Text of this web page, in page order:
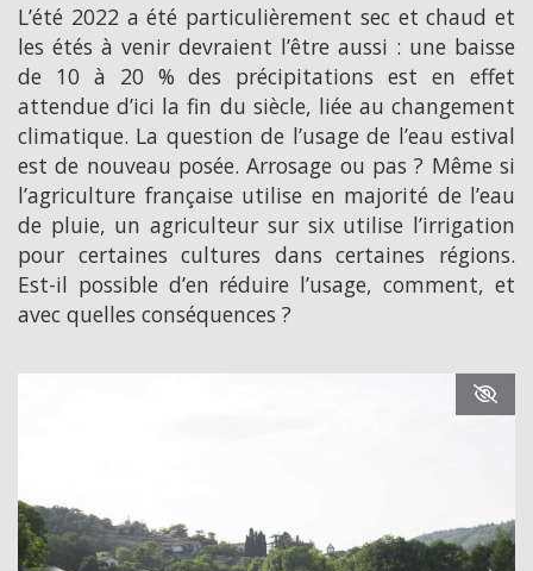
L’été 2022 a été particulièrement sec et chaud et
les étés à venir devraient l’être aussi : une baisse
de 10 à 20 % des précipitations est en effet
attendue d’ici la fin du siècle, liée au changement
climatique. La question de l’usage de l’eau estival
est de nouveau posée. Arrosage ou pas ? Même si
l’agriculture française utilise en majorité de l’eau
de pluie, un agriculteur sur six utilise l’irrigation
pour certaines cultures dans certaines régions.
Est-il possible d’en réduire l’usage, comment, et
avec quelles conséquences ?